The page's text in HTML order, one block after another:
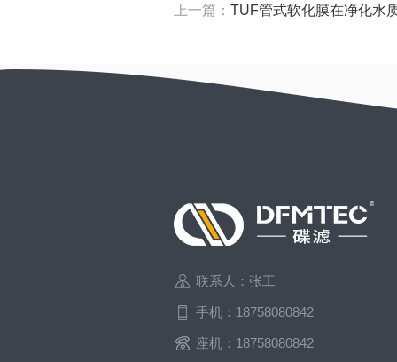
上一篇： TUF管式软化膜在净化水
联系人：张工
手机：18758080842
座机：18758080842